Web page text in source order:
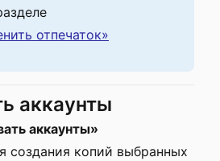
отпечаток»
аккаунты
аккаунты»
создания копий выбранных